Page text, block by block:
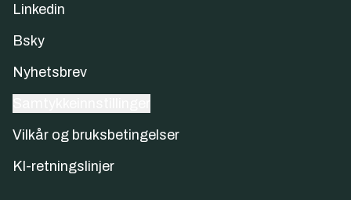
Linkedin
Bsky
Nyhetsbrev
Vilkår og bruksbetingelser
KI-retningslinjer